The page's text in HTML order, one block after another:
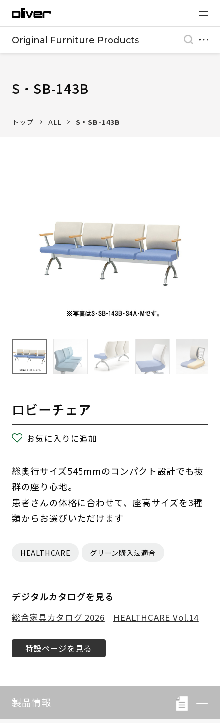
Original Furniture Products
S・SB-143B
トップ ALL S・SB-143B
ロビーチェア
お気に入りに追加
総奥行サイズ545mmのコンパクト設計でも抜
群の座り心地。
患者さんの体格に合わせて、座高サイズを3種
類からお選びいただけます
HEALTHCARE グリーン購入法適合
デジタルカタログを見る
総合家具カタログ 2026 HEALTHCARE Vol.14
特設ページを見る
製品情報